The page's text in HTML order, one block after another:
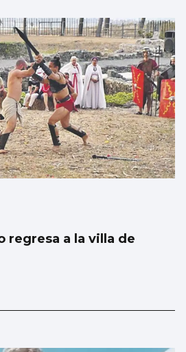
regresa a la villa de